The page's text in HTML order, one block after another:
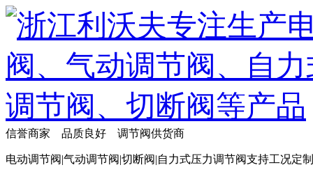
信誉商家 品质良好 调节阀供货商
电动调节阀|气动调节阀|切断阀|自力式压力调节阀支持工况定制